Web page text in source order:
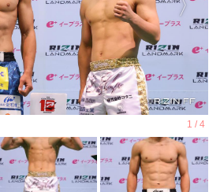
炎と診断されドクターストップとなり
ました。よって、ヴガール・ケラモフ
vs. 松嶋こよみの試合は中止となりま
す。
この試合をご期待いただいたファンの
方々には謹ん...